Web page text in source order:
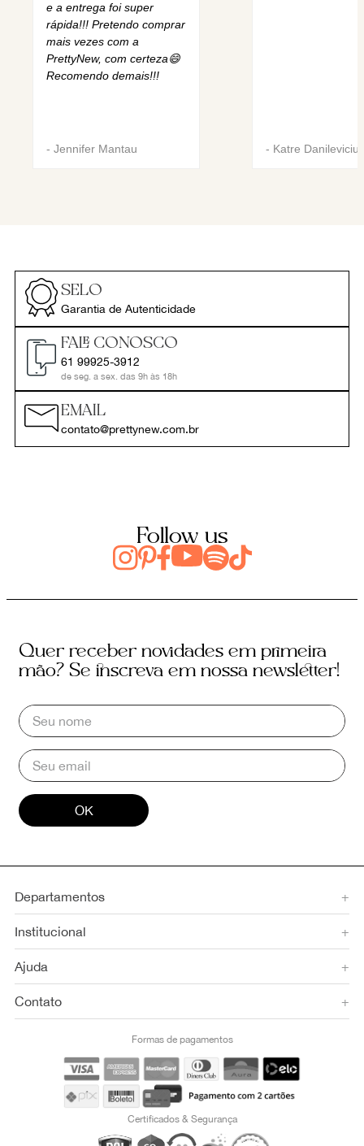
e a entrega foi super
rápida!!! Pretendo comprar
mais vezes com a
PrettyNew, com certeza😄
Recomendo demais!!!
- Jennifer Mantau - Katre Danilevicius
SELO
Garantia de Autenticidade
FALE CONOSCO
61 99925-3912
de seg. a sex. das 9h às 18h
EMAIL
contato@prettynew.com.br
Follow us
Quer receber novidades em primeira
mão? Se inscreva em nossa newsletter!
OK
Departamentos +
Institucional +
Ajuda +
Contato +
Formas de pagamentos
Certificados & Segurança